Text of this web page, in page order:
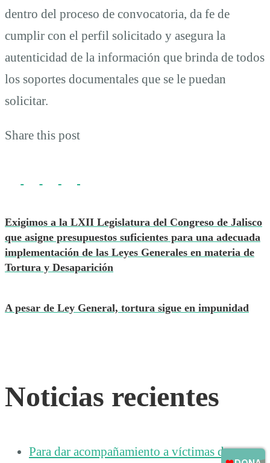
dentro del proceso de convocatoria, da fe de
cumplir con el perfil solicitado y asegura la
autenticidad de la información que brinda de todos
los soportes documentales que se le puedan
solicitar.
Share this post
Exigimos a la LXII Legislatura del Congreso de Jalisco
que asigne presupuestos suficientes para una adecuada
implementación de las Leyes Generales en materia de
Tortura y Desaparición
A pesar de Ley General, tortura sigue en impunidad
Noticias recientes
Para dar acompañamiento a víctimas de